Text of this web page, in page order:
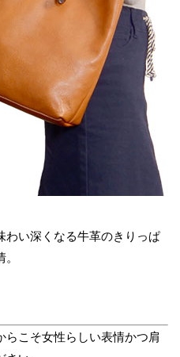
わい深くなる牛革のきりっぱ
こそ女性らしい表情かつ肩